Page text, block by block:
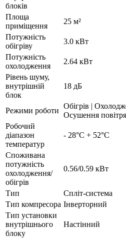
блоків
Площа
приміщення
25 м²
Потужність
обігріву
3.0 кВт
Потужність
охолодження
2.64 кВт
Рівень шуму,
внутрішній
блок
18 дБ
Режими роботи
Обігрів |
Осушення повітря
Робочий
діапазон
температур
- 28°С + 52°С
Споживана
потужність
охолодження/
обігрів
0.56/0.59 кВт
Тип
Спліт-система
Тип компресора Інверторний
Тип установки
внутрішнього
блоку
Настінний